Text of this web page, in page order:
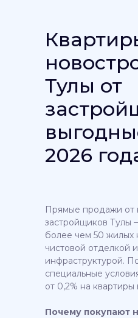
Тулы от
2026
Прямые продажи от
застройщиков Тулы
более чем 50 жилых
чистовой отделкой
инфраструктурой.
специальные
от 0,2% на квартиры
Почему покупают